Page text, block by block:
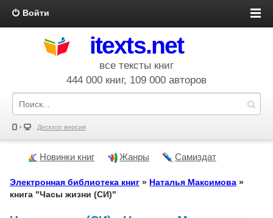
Войти
itexts.net
все тексты книг
444 000 книг, 109 000 авторов
Десктоп версия
Новинки книг Жанры Самиздат
Электронная библиотека книг » Наталья Максимова »
книга "Часы жизни (СИ)"